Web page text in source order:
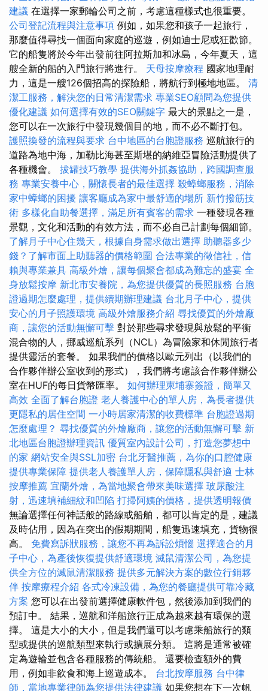
建議 在選擇一家郵輪公司之前，考慮這種樣式也很重要。
公司登記流程與注意事項 例如，如果您和孩子一起旅行，
那麼值得尋找一個面向家庭的巡遊，例如迪士尼或狂歡節。
它的船隻將於今年出發前往阿拉斯加和冰島，今年夏天，這
艘全新的船的入門旅行將進行。 天母按摩療程 國家地理耐
力，這是一艘126個招高的探險船，將航行到極地地區。 清
潔工服務，解決您的日常清潔需求 專業SEO顧問為您提供
優化建議 如何選擇有效的SEO關鍵字 最大的景點之一是，
您可以在一次旅行中發現幾個目的地，而不必不斷打包。
護照換發的流程與要求 台中地區的台胞證服務 巡航旅行的
道路為地中海，加勒比海甚至斯堪的納維亞冒險活動提供了
各種機會。 拔罐技巧教學 提供海外抓姦協助，跨國調查服
務 專業安養中心，關懷長者的最佳選擇 殺蟑螂服務，消除
家中蟑螂的困擾 讓客廳成為家中最舒適的場所 新竹撥筋技
術 多樣化自助餐選擇，滿足所有賓客的需求 一種發現各種
景觀，文化和活動的有效方法，而不必自己計劃每個細節。
了解月子中心住幾天，根據自身需求做出選擇 助聽器多少
錢？了解市面上助聽器的價格範圍 合法專業的徵信社，信
賴與專業兼具 高級外燴，讓每個聚會都成為難忘的盛宴 全
身放鬆按摩 新北市安養院，為您提供優質的長照服務 台胞
證過期怎麼處理，提供續期辦理建議 台北月子中心，提供
安心的月子照護環境 高級外燴服務介紹 尋找優質的外燴廠
商，讓您的活動無懈可擊 對於那些尋求發現與放鬆的平衡
混合物的人，挪威巡航系列（NCL）為冒險家和休閒旅行者
提供靈活的套餐。 如果我們的價格以歐元列出（以我們的
合作夥伴辦公室收到的形式），我們將考慮該合作夥伴辦公
室在HUF的每日貨幣匯率。 如何辦理柬埔寨簽證，簡單又
高效 全面了解台胞證 老人養護中心的單人房，為長者提供
更隱私的居住空間 一小時居家清潔的收費標準 台胞證過期
怎麼處理？ 尋找優質的外燴廠商，讓您的活動無懈可擊 新
北地區台胞證辦理資訊 優質室內設計公司，打造您夢想中
的家 網站安全與SSL加密 台北牙醫推薦，為你的口腔健康
提供專業保障 提供老人養護單人房，保障隱私與舒適 士林
按摩推薦 宜蘭外燴，為當地聚會帶來美味選擇 玻尿酸注
射，迅速填補細紋和凹陷 打掃阿姨的價格，提供透明報價
無論選擇任何神話般的路線或船舶，都可以肯定的是，建議
及時佔用，因為在突出的假期期間，船隻迅速填充，貨物很
高。 免費寫訴狀服務，讓您不再為訴訟煩惱 選擇適合的月
子中心，為產後恢復提供舒適環境 滅鼠清潔公司，為您提
供全方位的滅鼠清潔服務 提供多元解決方案的數位行銷夥
伴 按摩療程介紹 各式冷凍設備，為您的餐廳提供可靠冷藏
方案 您可以在出發前選擇健康軟件包，然後添加到我們的
預訂中。 結果，巡航和洋船旅行正成為越來越有環保的選
擇。 這是大小的大小，但是我們還可以考慮乘船旅行的類
型或提供的巡航類型來執行或擴展分類。 這將是通常被確
定為遊輪並包含各種服務的傳統船。 還要檢查額外的費
用，例如非飲食和海上巡遊成本。 台北按摩服務 台中律
師，當地專業律師為您提供法律建議 如果您想在下一次帆